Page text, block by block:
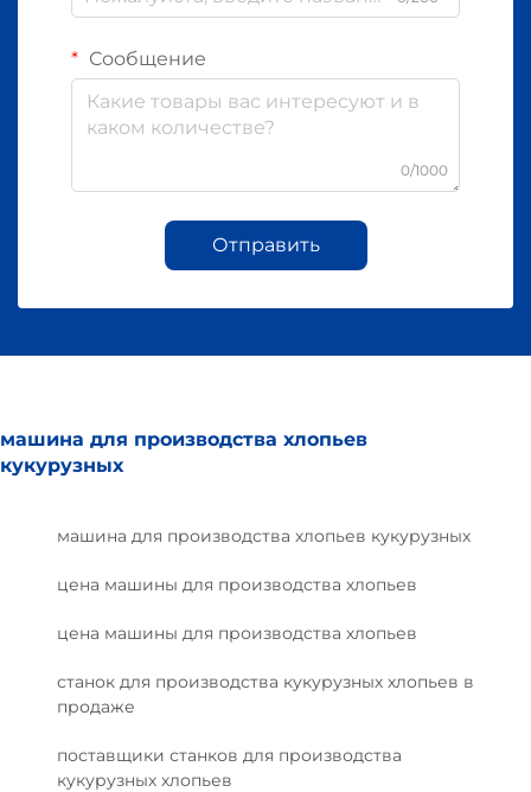
Сообщение
0/1000
Отправить
машина для производства хлопьев
кукурузных
машина для производства хлопьев кукурузных
цена машины для производства хлопьев
цена машины для производства хлопьев
станок для производства кукурузных хлопьев в
продаже
поставщики станков для производства
кукурузных хлопьев